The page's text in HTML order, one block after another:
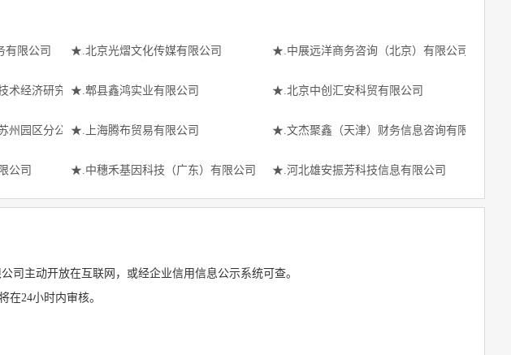
限公司 ★.北京光熠文化传媒有限公司 ★.中展远洋商务咨询（北京）有限公司
经济研究所测量控制设备及系统实验室
★.郫县鑫鸿实业有限公司 ★.北京中创汇安科贸有限公司
州园区分公司★.上海腾布贸易有限公司 ★.文杰聚鑫（天津）财务信息咨询有限公司
公司 ★.中穗禾基因科技（广东）有限公司 ★.河北雄安振芳科技信息有限公司
司主动开放在互联网，或经企业信用信息公示系统可查。
24小时内审核。